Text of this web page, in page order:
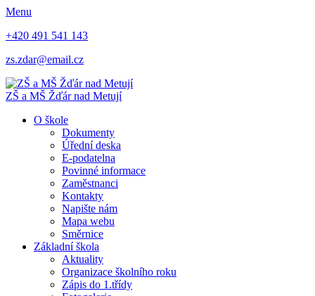
Menu
+420 491 541 143
zs.zdar@email.cz
ZŠ a MŠ Žďár nad Metují
O škole
Dokumenty
Úřední deska
E-podatelna
Povinné informace
Zaměstnanci
Kontakty
Napište nám
Mapa webu
Směrnice
Základní škola
Aktuality
Organizace školního roku
Zápis do 1.třídy